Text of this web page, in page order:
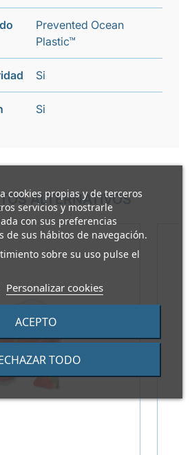
cookies propias y de terceros
servicios y mostrarle
con sus preferencias
de sus hábitos de navegación.
sobre su uso pulse el
Personalizar cookies
TODO
ACEPTO
Prevented Ocean
Plastic™
Si
Si
ALTERNATIVOS